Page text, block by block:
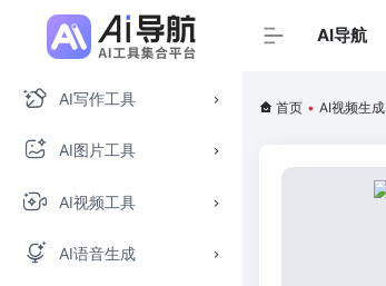
AI写作工具
AI图片工具
AI视频工具
AI语音生成
AI导航
首页 • AI视频生成